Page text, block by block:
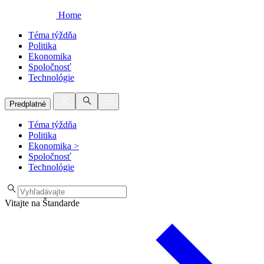
Home
Téma týždňa
Politika
Ekonomika
Spoločnosť
Technológie
Predplatné
Téma týždňa
Politika
Ekonomika >
Spoločnosť
Technológie
Vitajte na Štandarde